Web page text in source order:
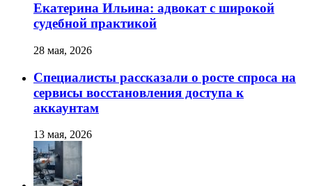
Екатерина Ильина: адвокат с широкой
судебной практикой
28 мая, 2026
Специалисты рассказали о росте спроса на
сервисы восстановления доступа к
аккаунтам
13 мая, 2026